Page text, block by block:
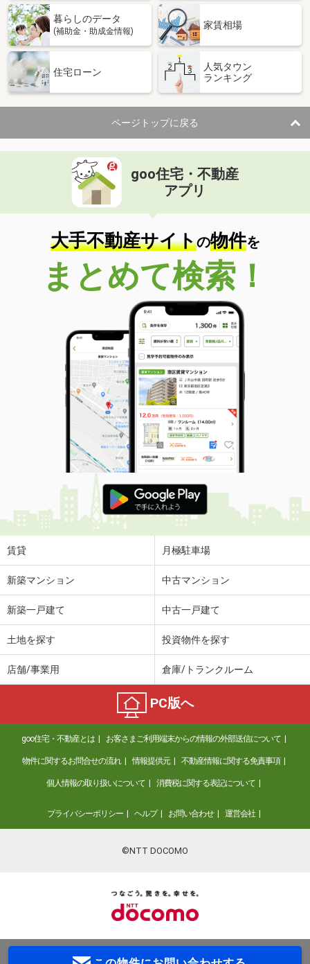
暮らしのデータ
(補助金・助成金情報)
家賃相場
住宅ローン
人気タウン
ランキング
ページトップに戻る
goo住宅・不動産
アプリ
大手不動産サイトの物件を
まとめて検索！
賃貸 月極駐車場
新築マンション 中古マンション
新築一戸建て 中古一戸建て
土地を探す 投資物件を探す
店舗/事業用 倉庫/トランクルーム
PC版へ
goo住宅・不動産とは お客さまご利用端末からの情報の外部送信について
物件に関するお問合せの流れ 情報提供元 不動産情報に関する免責事項
個人情報の取り扱いについて 消費税に関する表記について
プライバシーポリシー ヘルプ お問い合わせ 運営会社
©NTT DOCOMO